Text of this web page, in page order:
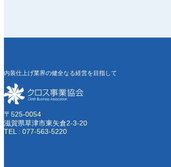
内装仕上げ業界の健全なる経営を目指して
〒525-0054
滋賀県草津市東矢倉2-3-20
TEL : 077-563-5220